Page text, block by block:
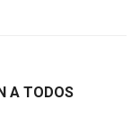
A TODOS